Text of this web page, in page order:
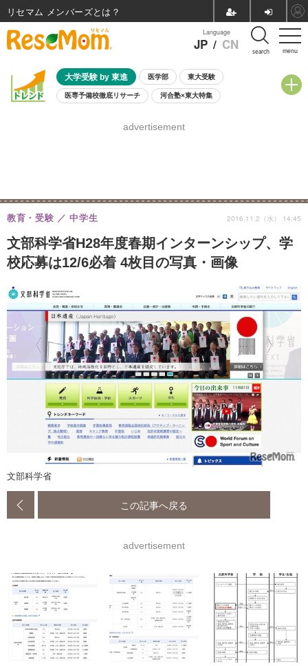
menu
Language
JP / CN search
大学受験 by 東進 医学部 東大受験
医専予備校徹底リサーチ 河合塾×東大特集
8月開催学校説明会・相談会
advertisement
文部科学省H28年度春期インターンシップ、学
校応募は12/6必着 4枚目の写真・画像
教育・受験 中学生 2016.11.2（水） 14:45
文部科学省
この記事へ戻る
advertisement
リセマム メンバーズ